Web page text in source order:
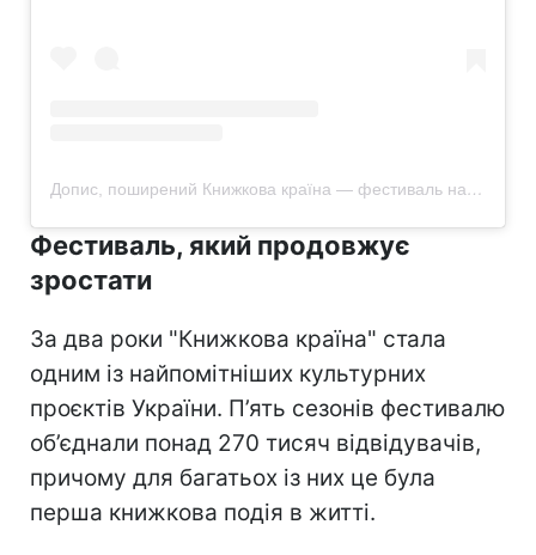
Допис, поширений Книжкова країна — фестиваль на ВДНГ (@bookvdng)
Фестиваль, який продовжує
зростати
За два роки "Книжкова країна" стала
одним із найпомітніших культурних
проєктів України. П’ять сезонів фестивалю
об’єднали понад 270 тисяч відвідувачів,
причому для багатьох із них це була
перша книжкова подія в житті.